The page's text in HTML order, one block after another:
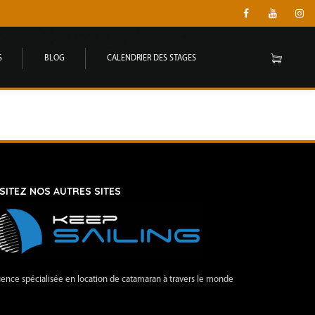
BLOG CALENDRIER DES STAGES
NOS AUTRES SITES
spécialisée en location de catamaran à travers le monde